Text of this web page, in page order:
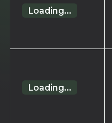
Loading...
Loading...